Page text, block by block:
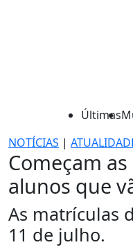
Últimas
NOTÍCIAS |
Começam
alunos que
As matrículas
11 de julho.